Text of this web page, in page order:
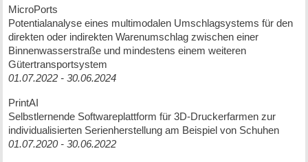
MicroPorts
Potentialanalyse eines multimodalen Umschlagsystems für den
direkten oder indirekten Warenumschlag zwischen einer
Binnenwasserstraße und mindestens einem weiteren
Gütertransportsystem
01.07.2022 - 30.06.2024
PrintAI
Selbstlernende Softwareplattform für 3D-Druckerfarmen zur
individualisierten Serienherstellung am Beispiel von Schuhen
01.07.2020 - 30.06.2022